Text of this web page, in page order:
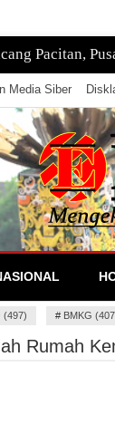
Pacitan,
Media Siber
Keadilan
(497) # BMKG
Rumah